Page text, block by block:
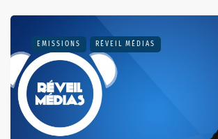
EMISSIONS RÉVEIL MÉDIAS